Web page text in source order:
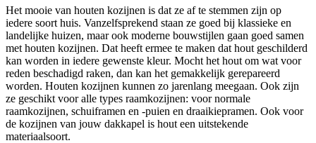
Het mooie van houten kozijnen is dat ze af te stemmen zijn op
iedere soort huis. Vanzelfsprekend staan ze goed bij klassieke en
landelijke huizen, maar ook moderne bouwstijlen gaan goed samen
met houten kozijnen. Dat heeft ermee te maken dat hout geschilderd
kan worden in iedere gewenste kleur. Mocht het hout om wat voor
reden beschadigd raken, dan kan het gemakkelijk gerepareerd
worden. Houten kozijnen kunnen zo jarenlang meegaan. Ook zijn
ze geschikt voor alle types raamkozijnen: voor normale
raamkozijnen, schuiframen en -puien en draaikiepramen. Ook voor
de kozijnen van jouw dakkapel is hout een uitstekende
materiaalsoort.